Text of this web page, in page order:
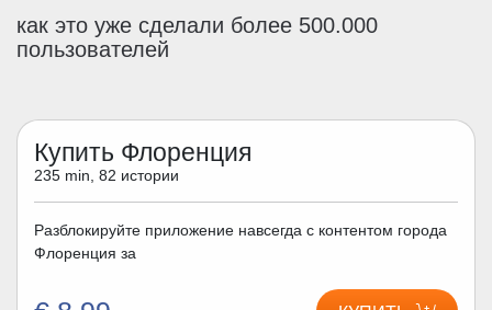
как это уже сделали более 500.000
пользователей
Купить Флоренция
235 min, 82 истории
Разблокируйте приложение навсегда с контентом города
Флоренция за